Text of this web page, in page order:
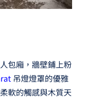
包廂，牆壁鋪上粉
吊燈燈罩的優雅
軟的觸感與木質天